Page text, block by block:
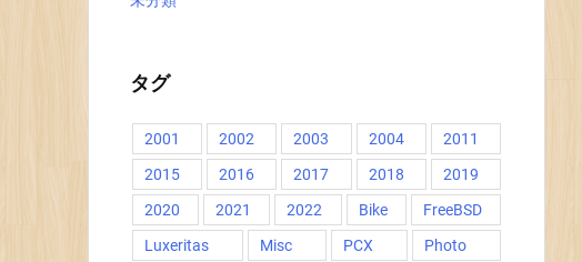
タグ
2001 2002 2003 2004
2011
2015
2016 2017 2018
2019
2020
2021 2022 Bike
FreeBSD
Luxeritas
Misc PCX
Photo